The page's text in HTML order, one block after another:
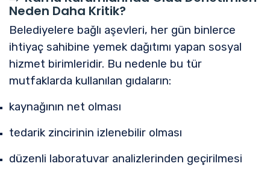
Neden Daha Kritik?
Belediyelere bağlı aşevleri, her gün binlerce
ihtiyaç sahibine yemek dağıtımı yapan sosyal
hizmet birimleridir. Bu nedenle bu tür
mutfaklarda kullanılan gıdaların:
kaynağının net olması
tedarik zincirinin izlenebilir olması
düzenli laboratuvar analizlerinden geçirilmesi